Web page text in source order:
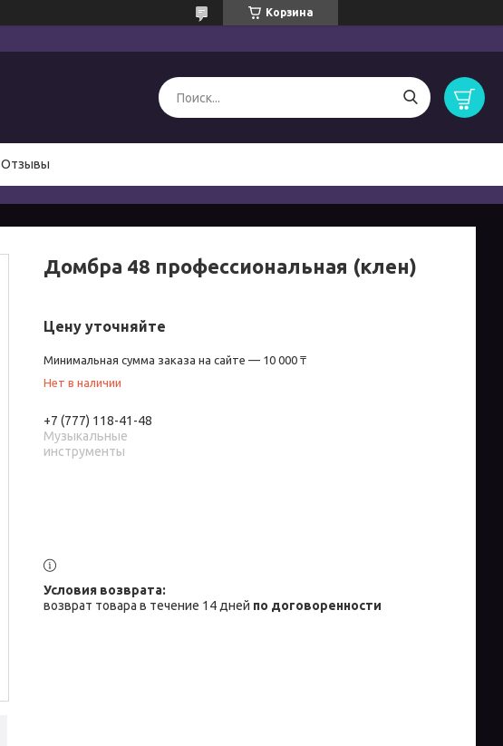
Корзина
Отзывы
Домбра 48 профессиональная (клен)
Цену уточняйте
Минимальная сумма заказа на сайте — 10 000 ₸
Нет в наличии
+7 (777) 118-41-48
Музыкальные
инструменты
возврат товара в течение 14 дней по договоренности